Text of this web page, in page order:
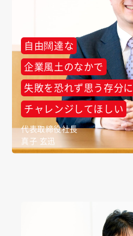
自由闊達な
企業風土のなかで
失敗を恐れず思う存分に
チャレンジしてほしい
代表取締役社長
真子 玄迅